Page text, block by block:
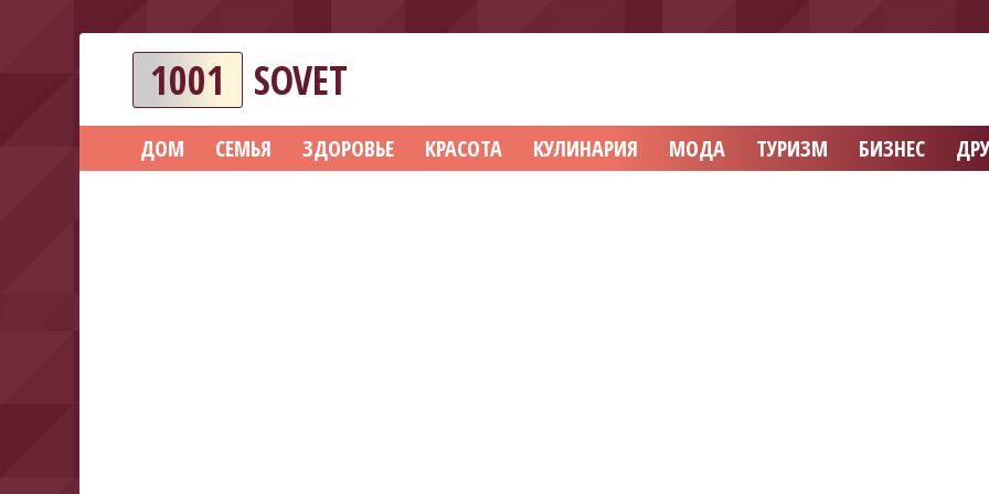
1001 SOVET
ДОМ СЕМЬЯ ЗДОРОВЬЕ КРАСОТА КУЛИНАРИЯ МОДА ТУРИЗМ БИЗНЕС